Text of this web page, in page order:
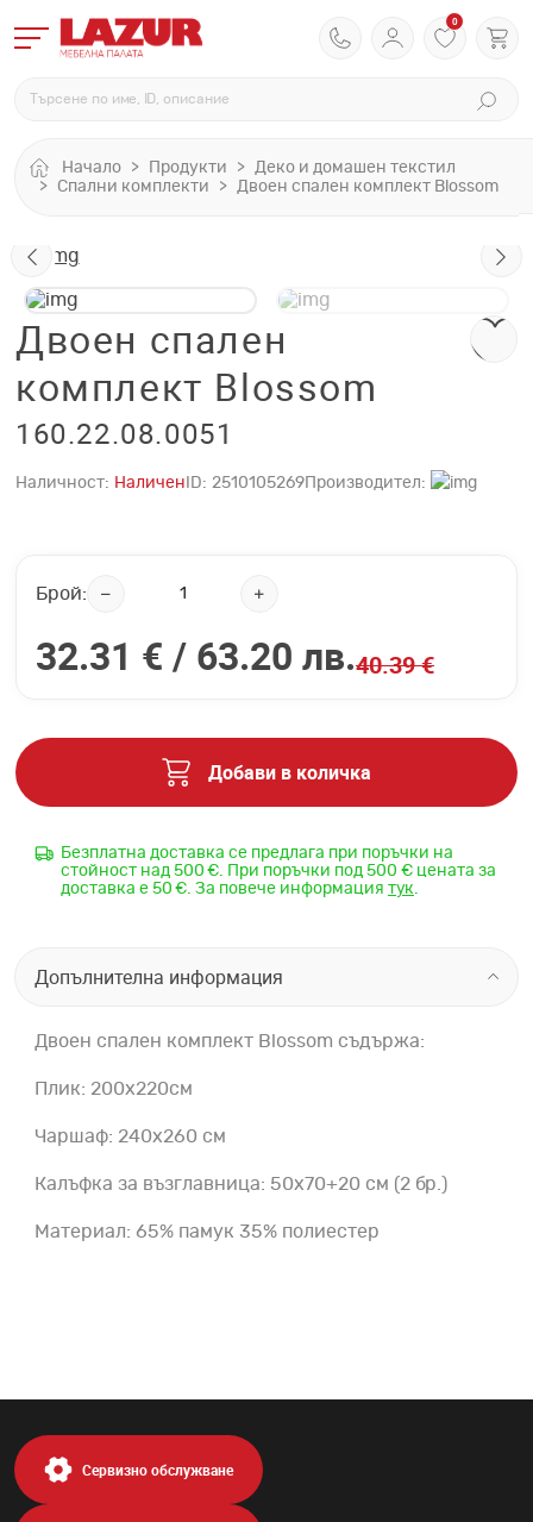
0
Начало Продукти
Деко и домашен текстил
Спални комплекти
Двоен спален комплект Blossom
Двоен спален
комплект Blossom
160.22.08.0051
Наличност: Наличен ID: 2510105269 Производител:
Брой:
32.31 € / 63.20 лв.40.39 €
Добави в количка
Безплатна доставка се предлага при поръчки на
стойност над 500 €. При поръчки под 500 € цената за
доставка е 50 €. За повече информация тук.
Допълнителна информация
Двоен спален комплект Blossom съдържа:
Плик: 200х220см
Чаршаф: 240x260 см
Калъфка за възглавница: 50x70+20 см (2 бр.)
Материал: 65% памук 35% полиестер
Сервизно обслужване